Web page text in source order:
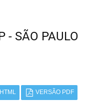
- SÃO PAULO
VERSÃO PDF